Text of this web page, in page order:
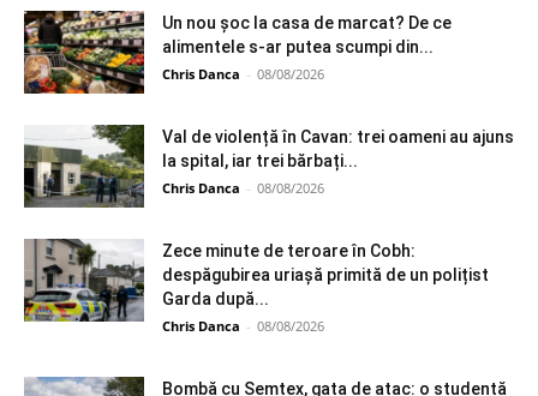
Un nou șoc la casa de marcat? De ce
alimentele s-ar putea scumpi din...
Chris Danca - 08/08/2026
Val de violență în Cavan: trei oameni au ajuns
la spital, iar trei bărbați...
Chris Danca - 08/08/2026
Zece minute de teroare în Cobh:
despăgubirea uriașă primită de un polițist
Garda după...
Chris Danca - 08/08/2026
Bombă cu Semtex, gata de atac: o studentă